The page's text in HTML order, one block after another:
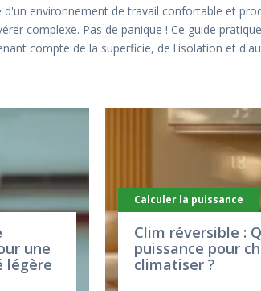
environnement de travail confortable et
complexe. Pas de panique ! Ce guide
compte de la superficie, de l'isolation et
une
légère
Calculer la puissance
Clim réversible :
puissance pour
climatiser ?